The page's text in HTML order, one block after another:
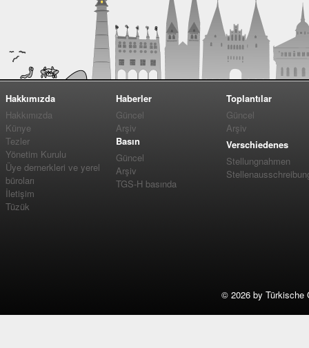
Hakkımızda
Hakkımızda
Künye
Tezler
Yönetim Kurulu
Üye dernerkleri ve yerel
büroları
İletişim
Tüzük
Haberler
Güncel
Arşiv
Basın
Güncel
Arşiv
TGS-H basında
Toplantılar
Güncel
Arşiv
Verschiedenes
Stellungnahmen
© 2026 by Türkische